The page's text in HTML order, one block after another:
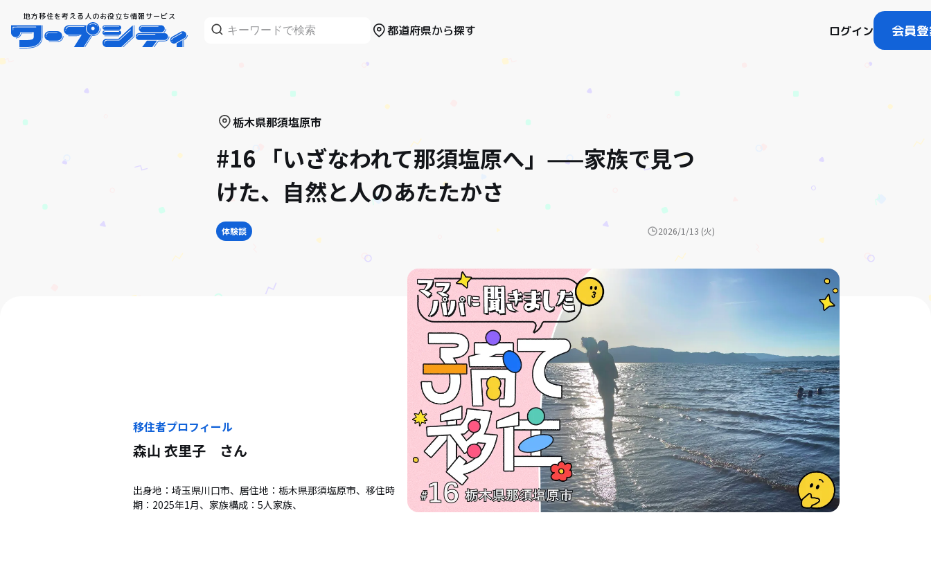
地方移住を考える人のお役立ち情報サービス
都道府県から探す ログイン 会員
栃木県那須塩原市
#16 「いざなわれて那須塩原へ」——家族で見つ
けた、自然と人のあたたかさ
体験談 2026/1/13 (火)
移住者プロフィール
森山 衣里子 さん
出身地：埼玉県川口市、居住地：栃木県那須塩原市、移住時
期：2025年1月、家族構成：5人家族、